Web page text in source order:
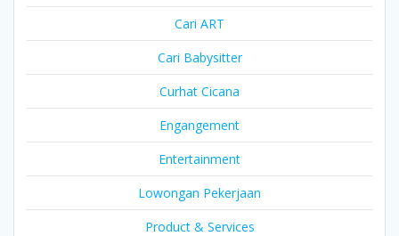
Cari ART
Cari Babysitter
Curhat Cicana
Engangement
Entertainment
Lowongan Pekerjaan
Product & Services